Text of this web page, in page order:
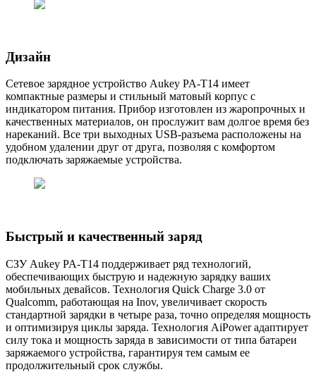
Дизайн
Сетевое зарядное устройство Aukey PA-T14 имеет
компактные размеры и стильный матовый корпус с
индикатором питания. Прибор изготовлен из жаропрочных и
качественных материалов, он прослужит вам долгое время без
нареканий. Все три выходных USB-разъема расположены на
удобном удалении друг от друга, позволяя с комфортом
подключать заряжаемые устройства.
Быстрый и качественный заряд
СЗУ Aukey PA-T14 поддерживает ряд технологий,
обеспечивающих быструю и надежную зарядку ваших
мобильных девайсов. Технология Quick Charge 3.0 от
Qualcomm, работающая на Inov, увеличивает скорость
стандартной зарядки в четыре раза, точно определяя мощность
и оптимизируя циклы заряда. Технология AiPower адаптирует
силу тока и мощность заряда в зависимости от типа батареи
заряжаемого устройства, гарантируя тем самым ее
продолжительный срок службы.